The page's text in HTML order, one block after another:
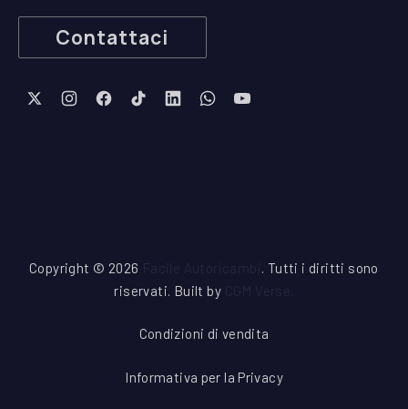
Contattaci
New Window
New Window
New Window
New Window
New Window
New WindowNew Window
Copyright © 2026 Facile Autoricambi . Tutti i diritti sono
riservati. Built by CGM Verse
Condizioni di vendita
Informativa per la Privacy